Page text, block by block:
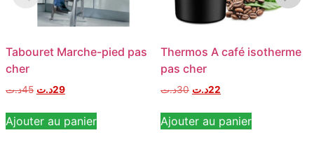
Tabouret Marche-pied pas
cher
45د.ت 29د.ت
Ajouter au panier
Thermos A café isotherme
pas cher
30د.ت 22د.ت
Ajouter au panier